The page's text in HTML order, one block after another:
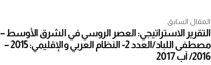
المقال السابق
التقرير الاستراتيجي: العصر الروسي في الشرق الأوسط –
مصطفى اللباد/العدد 2- النظام العربي والإقليمي: 2015 –
2016/ آب 2017